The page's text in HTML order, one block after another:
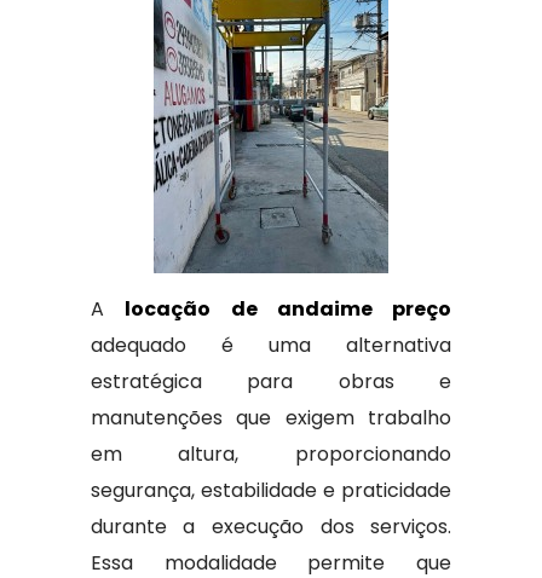
A locação de andaime preço
adequado é uma alternativa
estratégica para obras e
manutenções que exigem trabalho
em altura, proporcionando
segurança, estabilidade e praticidade
durante a execução dos serviços.
Essa modalidade permite que